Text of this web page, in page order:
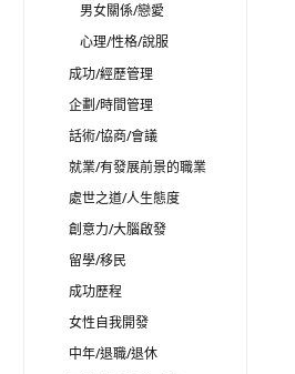
男女關係/戀愛
心理/性格/說服
成功/經歷管理
企劃/時間管理
話術/協商/會議
就業/有發展前景的職業
處世之道/人生態度
創意力/大腦啟發
留學/移民
成功歷程
女性自我開發
中年/退職/退休